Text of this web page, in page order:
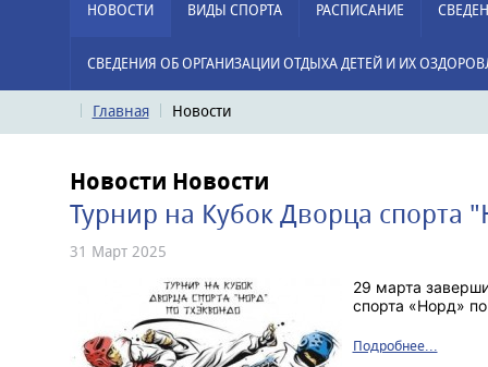
НОВОСТИ ВИДЫ СПОРТА РАСПИСАНИЕ
СВЕДЕНИЯ ОБ ОРГАНИЗАЦИИ ОТДЫХА ДЕТЕЙ И ИХ
Главная Новости
Новости Новости
Турнир на Кубок Дворца спорта
31 Март 2025
29 марта
спорта «Норд»
Подробнее...